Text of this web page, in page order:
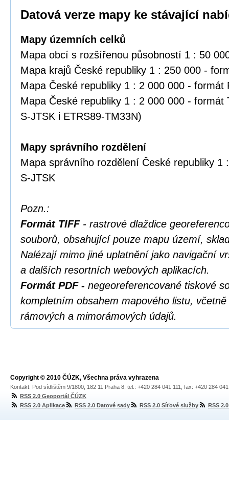
Datová verze mapy ke stávající
Mapy územních celků
Mapa obcí s rozšířenou působností 1 : 50
Mapa krajů České republiky 1 : 250 000 -
Mapa České republiky 1 : 2 000 000 - formát
Mapa České republiky 1 : 2 000 000 - formát
S-JTSK i ETRS89-TM33N)
Mapy správního rozdělení
Mapa správního rozdělení České republiky 1
S-JTSK
Pozn.:
Formát TIFF- rastrové dlaždice
souborů, obsahující pouze mapu území,
Nalézají mimo jiné uplatnění jako navigační
a dalších resortních webových aplikacích.
Formát PDF - negeoreferencované tiskové
kompletním obsahem mapového listu,
rámových a mimorámových údajů.
Copyright © 2010 ČÚZK, Všechna práva vyhrazena
Kontakt: Pod sídlištěm 9/1800, 182 11 Praha 8, tel.: +420 284 041 111, fax: +420 284
RSS 2.0 Geoportál ČÚZK
RSS 2.0 Aplikace
RSS 2.0 Datové sady RSS 2.0 Síťové služby RSS